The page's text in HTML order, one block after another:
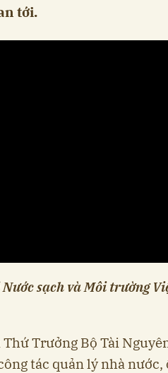
tới.
sạch và Môi trường
Trưởng Bộ Tài
tác quản lý nhà nước,